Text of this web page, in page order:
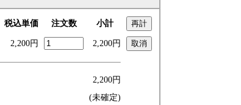
税込単価 注文数 小計
2,200円 2,200円
2,200円
(未確定)